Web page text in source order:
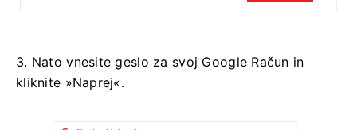
3. Nato vnesite geslo za svoj Google Račun in
kliknite »Naprej«.